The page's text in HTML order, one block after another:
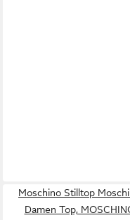
Moschino Stilltop
Damen Top,